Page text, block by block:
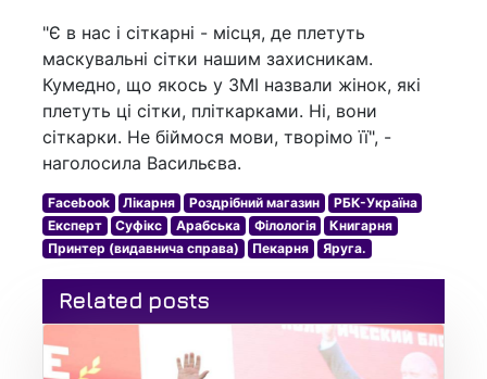
"Є в нас і сіткарні - місця, де плетуть
маскувальні сітки нашим захисникам.
Кумедно, що якось у ЗМІ назвали жінок, які
плетуть ці сітки, пліткарками. Ні, вони
сіткарки. Не біймося мови, творімо її", -
наголосила Васильєва.
Facebook Лікарня Роздрібний магазин
РБК-Україна
Експерт
Суфікс Арабська Філологія
Книгарня
Принтер (видавнича справа)
Пекарня Яруга.
Related posts